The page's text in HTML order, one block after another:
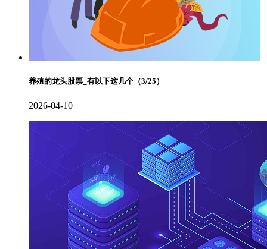
养殖的龙头股票_有以下这几个（3/25）
2026-04-10